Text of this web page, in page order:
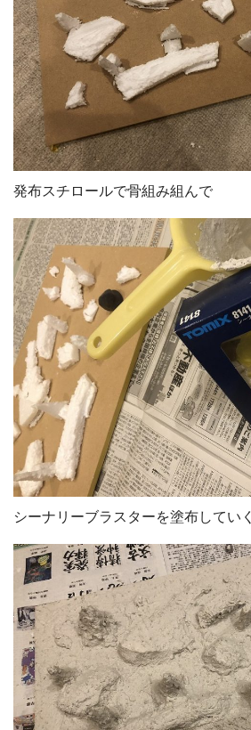
発布スチロールで骨組み組んで
シーナリーブラスターを塗布していく